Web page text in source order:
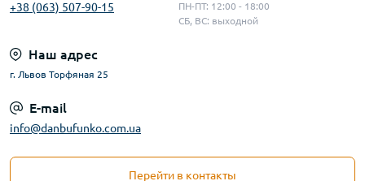
+38 (063) 507-90-15
ПН-ПТ: 12:00 - 18:00
СБ, ВС: выходной
Наш адрес
г. Львов Торфяная 25
E-mail
info@danbufunko.com.ua
Перейти в контакты